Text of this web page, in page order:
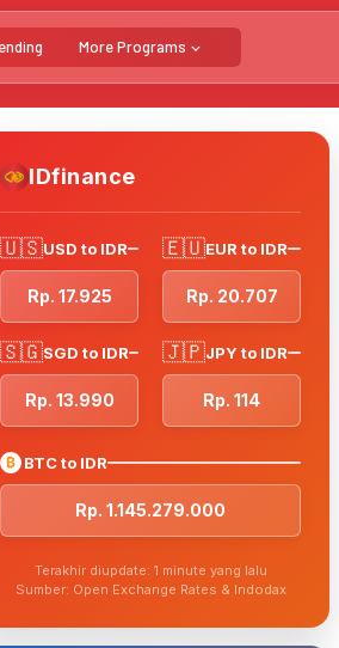
More Programs
IDfinance
🇺🇸USD to IDR
Rp. 17.925
🇪🇺EUR to IDR
Rp. 20.707
🇸🇬SGD to IDR
Rp. 13.990
🇯🇵JPY to IDR
Rp. 114
₿ BTC to IDR
Rp. 1.145.279.000
Terakhir diupdate: 1 minute yang lalu
Sumber: Open Exchange Rates & Indodax